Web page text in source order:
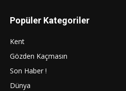
Popüler Kategoriler
Kent
Gözden Kaçmasın
Son Haber !
Dünya